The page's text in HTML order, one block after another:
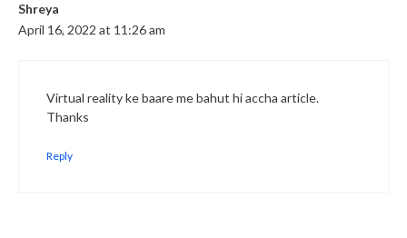
Shreya
April 16, 2022 at 11:26 am
Virtual reality ke baare me bahut hi accha article.
Thanks
Reply